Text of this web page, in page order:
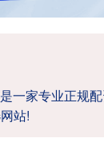
一家专业正规
站!